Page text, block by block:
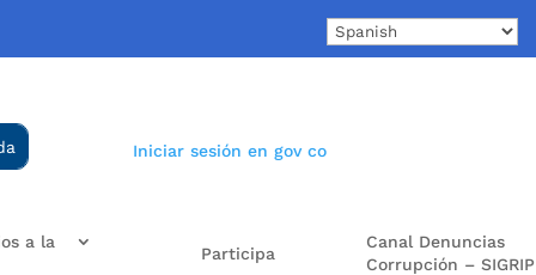
Iniciar sesión en gov co
a la
Participa
Canal Denuncias
Corrupción – SIGRIP